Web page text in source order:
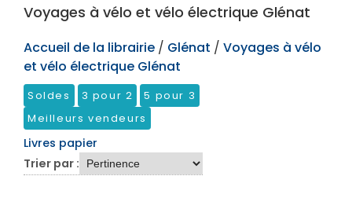
Voyages à vélo et vélo électrique Glénat
Accueil de la librairie / Glénat / Voyages à vélo
et vélo électrique Glénat
Soldes 3 pour 2
5 pour 3
Meilleurs vendeurs
Livres papier
Trier par :